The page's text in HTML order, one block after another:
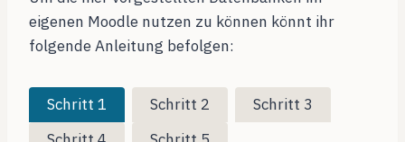
eigenen Moodle nutzen zu können könnt ihr
folgende Anleitung befolgen:
Schritt 1 Schritt 2
Schritt 3